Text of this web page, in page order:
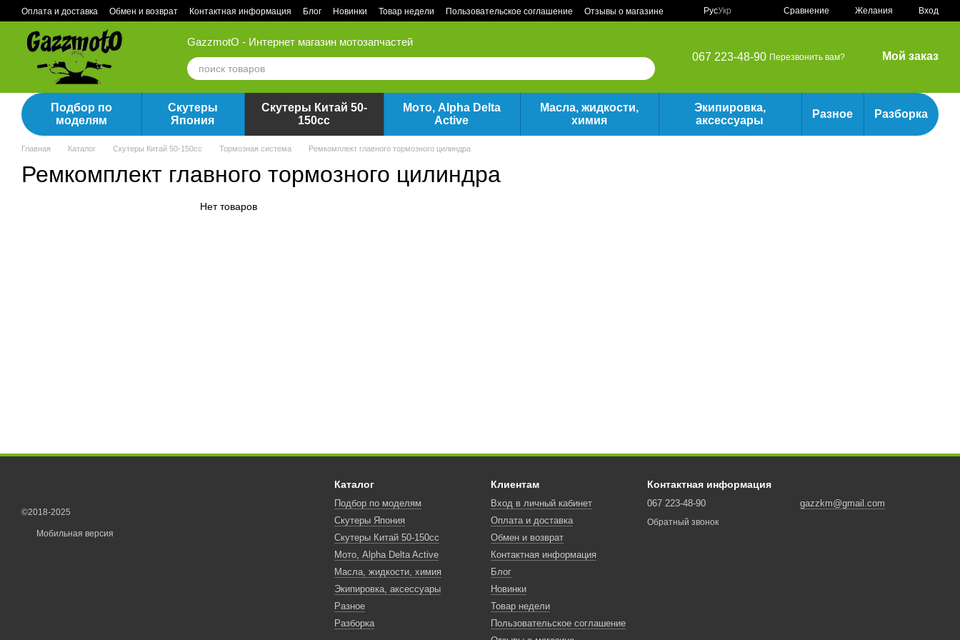
Перейти к основному контенту
Оплата и доставка Обмен и возврат Контактная информация Блог Новинки Товар недели Пользовательское соглашение Отзывы о магазине РусУкр Сравнение Желания Вход
GazzmotO - Интернет магазин мотозапчастей
067 223-48-90 Перезвонить вам? Мой заказ
Подбор по
моделям
Скутеры
Япония
Скутеры Китай 50-
150сс
Мото, Alpha Delta
Active
Масла, жидкости,
химия
Экипировка,
аксессуары
Разное Разборка
Главная Каталог Скутеры Китай 50-150сс Тормозная система Ремкомплект главного тормозного цилиндра
Ремкомплект главного тормозного цилиндра
Нет товаров
©2018-2025
Мобильная версия
Каталог
Подбор по моделям
Скутеры Япония
Скутеры Китай 50-150сс
Мото, Alpha Delta Active
Масла, жидкости, химия
Экипировка, аксессуары
Разное
Разборка
Клиентам
Вход в личный кабинет
Оплата и доставка
Обмен и возврат
Контактная информация
Блог
Новинки
Товар недели
Пользовательское соглашение
Контактная информация
067 223-48-90
Обратный звонок
gazzkm@gmail.com